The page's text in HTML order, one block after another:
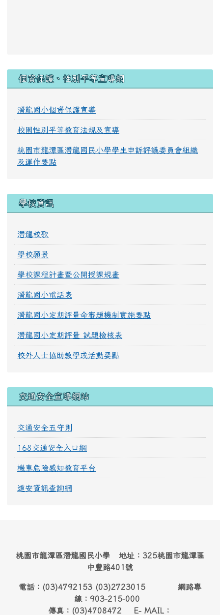
個資保護、性別平等宣導網
潛龍國小個資保護宣導
校園性別平等教育法規及宣導
桃園市龍潭區潛龍國民小學學生申訴評議委員會組織
及運作要點
學校資訊
潛龍校歌
學校願景
學校課程計畫暨公開授課規畫
潛龍國小電話表
潛龍國小定期評量命審題機制實施要點
潛龍國小定期評量 試題檢核表
校外人士協助教學或活動要點
交通安全宣導網站
交通安全五守則
168交通安全入口網
機車危險感知教育平台
道安資訊查詢網
桃園市龍潭區潛龍國民小學 地址：325桃園市龍潭區
中豐路401號
電話：(03)4792153 (03)2723015 網路專
線：903-215-000
傳真：(03)4708472 E- MAIL：